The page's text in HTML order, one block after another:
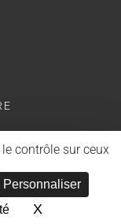
contrôle sur ceux
Personnaliser
XMasquer le